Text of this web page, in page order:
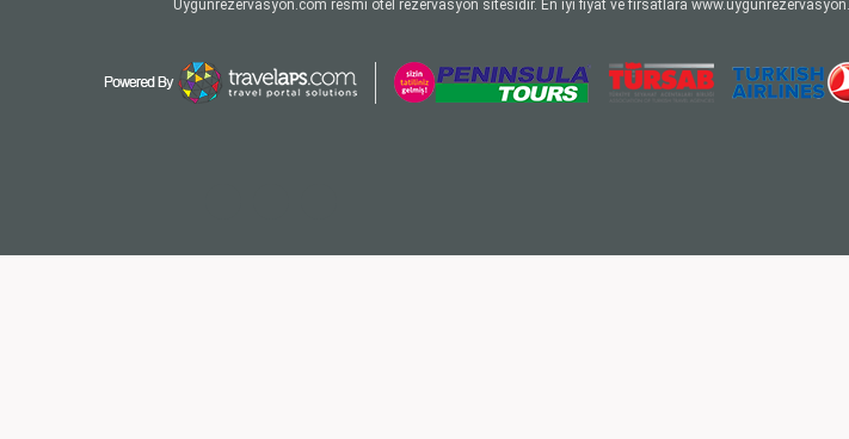
Uygunrezervasyon.com resmi otel rezervasyon sitesidir. En iyi fiyat ve fırsatlara